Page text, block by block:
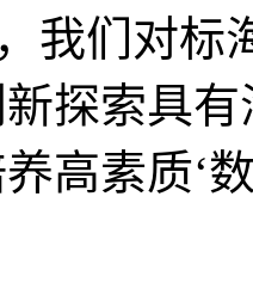
我们对标
探索具
高素质‘